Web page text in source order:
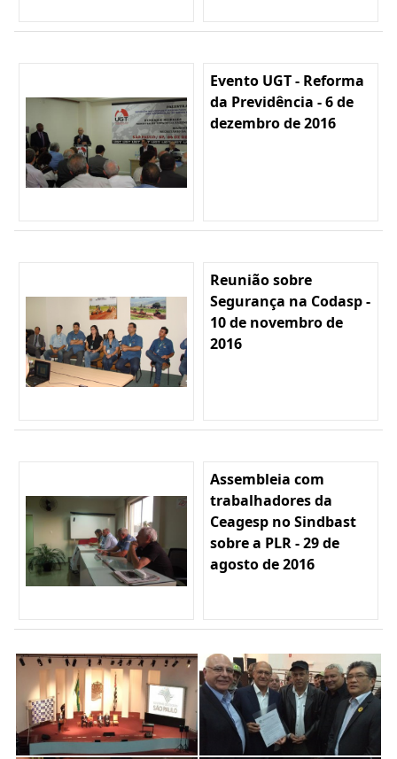
Evento UGT - Reforma
da Previdência - 6 de
dezembro de 2016
Reunião sobre
Segurança na Codasp -
10 de novembro de
2016
Assembleia com
trabalhadores da
Ceagesp no Sindbast
sobre a PLR - 29 de
agosto de 2016